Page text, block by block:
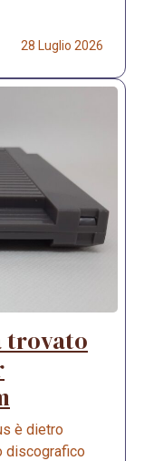
28 Luglio 2026
trovato
è dietro
discografico